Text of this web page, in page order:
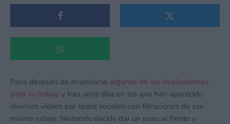
Poco después de anunciarse algunas de las localizaciones
para su rodaje y tras unos días en los que han aparecido
diversos vídeos por redes sociales con filtraciones de ese
mismo rodaje, Nintendo decide dar un paso al frente y